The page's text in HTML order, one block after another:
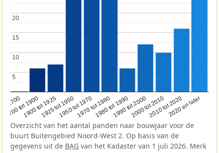
1700
1700 tot 1900
1900 tot 19251925 tot 19501950 tot 19701970 tot 19801980 tot 19901990 tot 20002000 tot 20102010 tot 20202020 en later
5
5
10
10
15
15
20
20
Overzicht van het aantal panden naar bouwjaar voor de
buurt Buitengebied Noord-West 2. Op basis van de
gegevens uit de BAG van het Kadaster van 1 juli 2026. Merk